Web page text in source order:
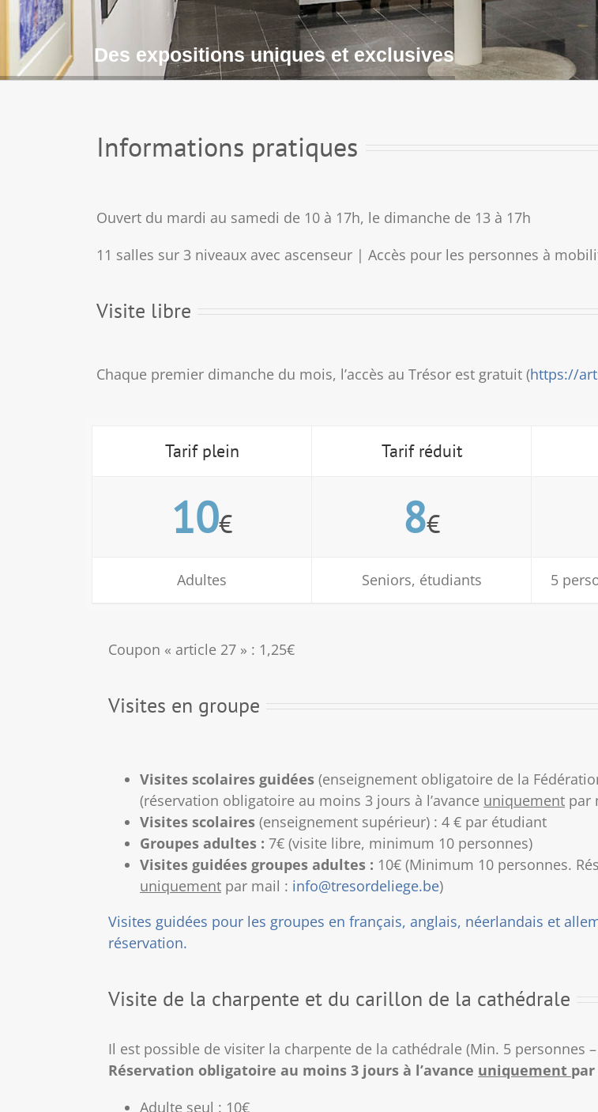
Des expositions uniques et exclusives
Informations pratiques
Ouvert du mardi au samedi de 10 à 17h, le dimanche de 13 à 17h
11 salles sur 3 niveaux avec ascenseur | Accès pour les personnes à
Visite libre
Chaque premier dimanche du mois, l’accès au Trésor est gratuit (https://
Tarif plein
10€
Adultes
Tarif réduit
8€
Seniors, étudiants 5
Coupon « article 27 » : 1,25€
Visites en groupe
Visites scolaires guidées (enseignement obligatoire de la
(réservation obligatoire au moins 3 jours à l’avance uniquement par
Visites scolaires (enseignement supérieur) : 4 € par étudiant
Groupes adultes : 7€ (visite libre, minimum 10 personnes)
Visites guidées groupes adultes : 10€ (Minimum 10 personnes.
uniquement par mail : info@tresordeliege.be)
Visites guidées pour les groupes en français, anglais, néerlandais et
réservation.
Visite de la charpente et du carillon de la cathédrale
Il est possible de visiter la charpente de la cathédrale (Min. 5 personnes
Réservation obligatoire au moins 3 jours à l’avance uniquement
Adulte seul : 10€